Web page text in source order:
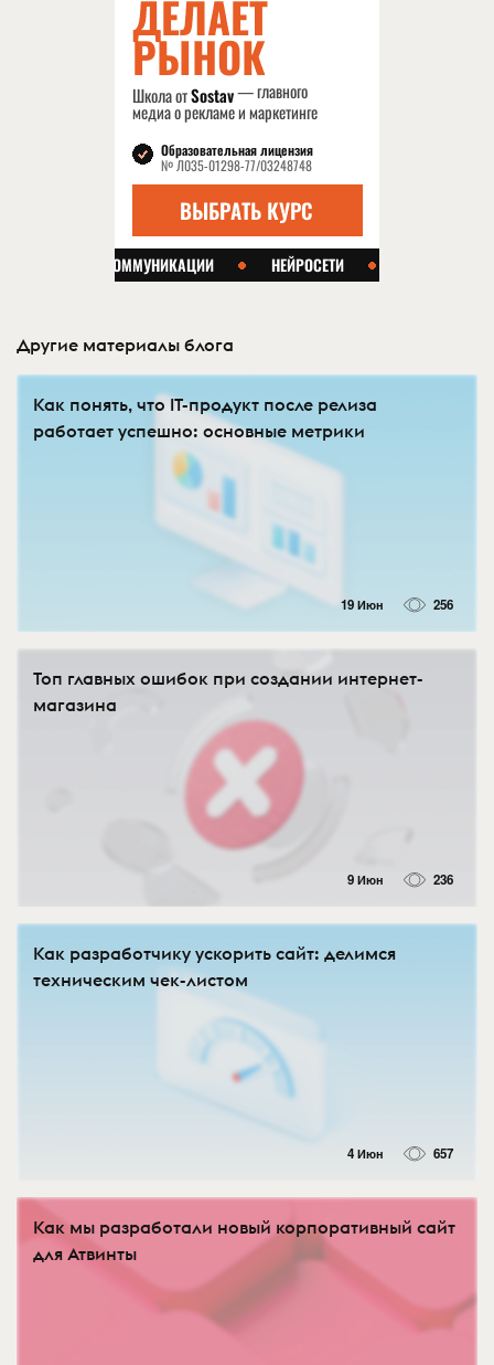
Другие материалы блога
Как понять, что IT-продукт после релиза
работает успешно: основные метрики
19 Июн 256
Топ главных ошибок при создании интернет-
магазина
9 Июн 236
Как разработчику ускорить сайт: делимся
техническим чек-листом
4 Июн 657
Как мы разработали новый корпоративный сайт
для Атвинты